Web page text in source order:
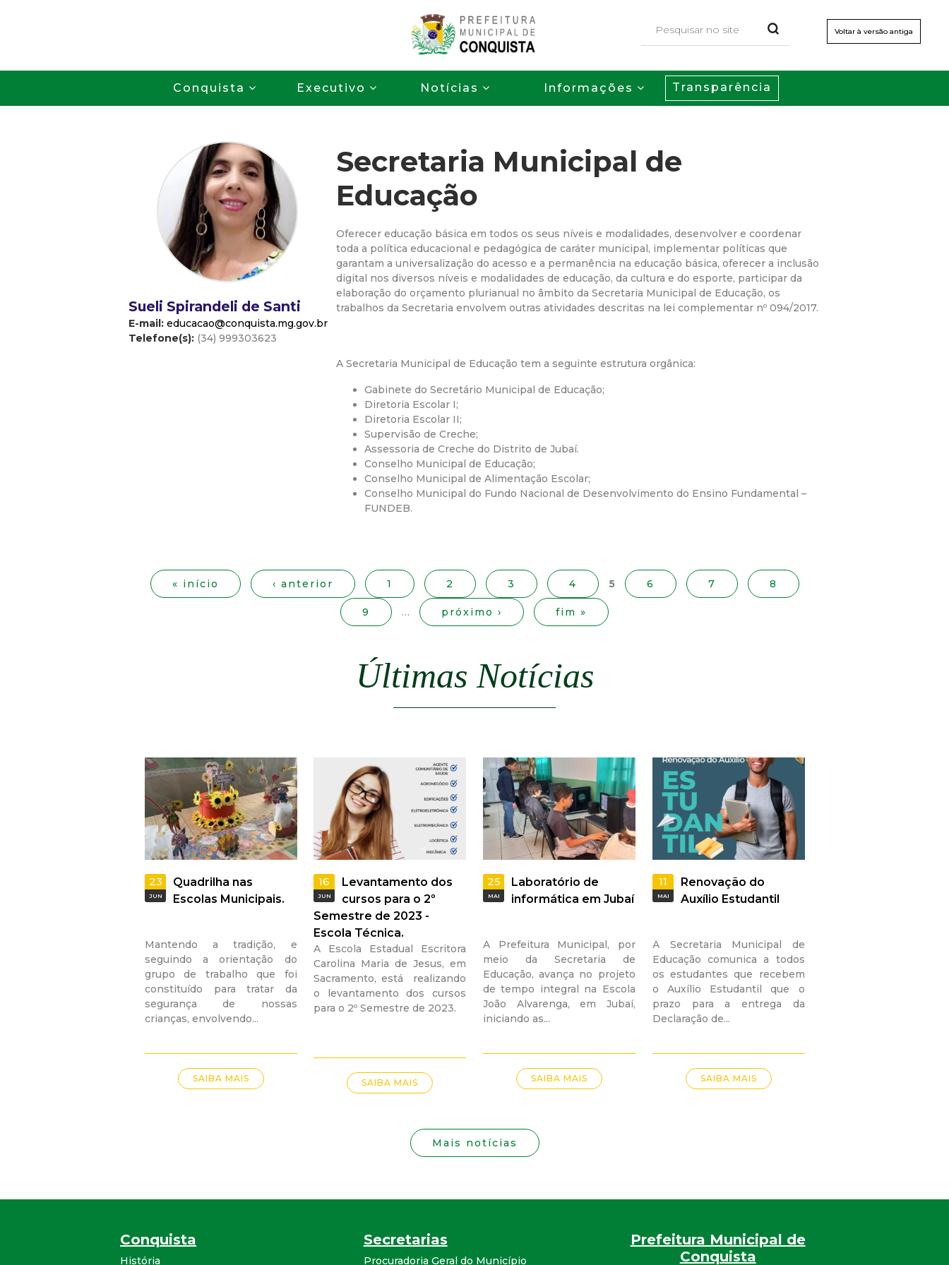
para
o
conteúdo
principal
Voltar à versão antiga
P
r
f
e
i
t
u
a
M
u
n
i
i
p
a
l
C
o
n
q
u
i
s
t
a
M
Conquista Executivo Notícias Informações Transparência
Secretaria Municipal de
Educação
Oferecer educação básica em todos os seus níveis e modalidades, desenvolver e coordenar
toda a política educacional e pedagógica de caráter municipal, implementar políticas que
garantam a universalização do acesso e a permanência na educação básica, oferecer a inclusão
digital nos diversos níveis e modalidades de educação, da cultura e do esporte, participar da
elaboração do orçamento plurianual no âmbito da Secretaria Municipal de Educação, os
trabalhos da Secretaria envolvem outras atividades descritas na lei complementar nº 094/2017.
A Secretaria Municipal de Educação tem a seguinte estrutura orgânica:
Gabinete do Secretário Municipal de Educação;
Diretoria Escolar I;
Diretoria Escolar II;
Supervisão de Creche;
Assessoria de Creche do Distrito de Jubaí.
Conselho Municipal de Educação;
Conselho Municipal de Alimentação Escolar;
Conselho Municipal do Fundo Nacional de Desenvolvimento do Ensino Fundamental –
FUNDEB.
Sueli Spirandeli de Santi
E-mail: educacao@conquista.mg.gov.br
Telefone(s): (34) 999303623
« início ‹ anterior 1 2 3 4 5 6 7 8
9 … próximo › fim »
Últimas Notícias
23
JUN
Quadrilha nas
Escolas Municipais.
Mantendo a tradição, e
seguindo a orientação do
grupo de trabalho que foi
constituído para tratar da
segurança de nossas
crianças, envolvendo...
SAIBA MAIS
16
JUN
Levantamento dos
cursos para o 2º
Semestre de 2023 -
Escola Técnica.
A Escola Estadual Escritora
Carolina Maria de Jesus, em
Sacramento, está realizando
o levantamento dos cursos
para o 2º Semestre de 2023.
SAIBA MAIS
25
MAI
Laboratório de
informática em Jubaí
A Prefeitura Municipal, por
meio da Secretaria de
Educação, avança no projeto
de tempo integral na Escola
João Alvarenga, em Jubaí,
iniciando as...
SAIBA MAIS
11
MAI
Renovação do
Auxílio Estudantil
A Secretaria Municipal de
Educação comunica a todos
os estudantes que recebem
o Auxílio Estudantil que o
prazo para a entrega da
Declaração de...
SAIBA MAIS
Mais notícias
Conquista
História
Secretarias
Procuradoria Geral do Município
Prefeitura Municipal de
Conquista